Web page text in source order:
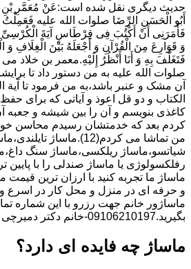
حدیث دیگری نقل شده است:عَنْ مُعَمَّرِ بْنِ
أَبُو الْحَسَنِ الرِّضَا صلوات الله علیه
فَأَمَرَنِی أَنْ أَکْتُبَ فِی قِرْطَاسٍ آیَةَ الْکُرْسِیِّ وَ
وَ قَوَارِعَ مِنَ الْقُرْآنِ وَ أَجْعَلَهُ بَیْنَ الْغِلَافِ وَ
فَتَغَلَّفَ بِهِ وَ أَنَا أَنْظُرُ إِلَیْهِ.معمر بن خلاد
صلوات الله علیه به من دستور داد تا
آن مشک و عنبر باشد،به من فرمود تا
الکتاب و دو قل اعوذ و آیاتى که براى
کاغذى بنویسم و آن را بین شیشه و جعبه آن
کردم بعد که خدمتشان رسیدم محاسن
من تماشا می کردم(12).ماساژ
شیاتسو،ماساژ ریلکسی،ماساژ سنگ
رفلکسولوژی یا ماساژ صندلی را با پایین
ماساژ ما تجربه کنید با ارزان ترین
و حرفه ای در منزل و محل کار در اسرع
ماساژور خانم جهت رزرو با این شماره
بگیرید.09106210197-خانم دکتر دمیرچی
ماساژ چه فایده ای دارد؟